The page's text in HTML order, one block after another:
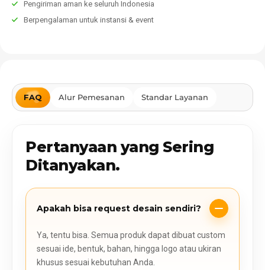
Pengiriman aman ke seluruh Indonesia
Berpengalaman untuk instansi & event
FAQ Alur Pemesanan Standar Layanan
Pertanyaan yang Sering
Ditanyakan.
Apakah bisa request desain sendiri?
Ya, tentu bisa. Semua produk dapat dibuat custom
sesuai ide, bentuk, bahan, hingga logo atau ukiran
khusus sesuai kebutuhan Anda.